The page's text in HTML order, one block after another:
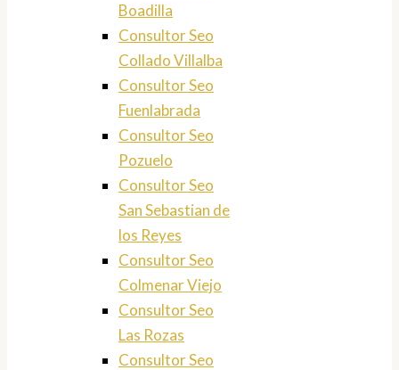
Boadilla
Consultor Seo
Collado Villalba
Consultor Seo
Fuenlabrada
Consultor Seo
Pozuelo
Consultor Seo
San Sebastian de
los Reyes
Consultor Seo
Colmenar Viejo
Consultor Seo
Las Rozas
Consultor Seo